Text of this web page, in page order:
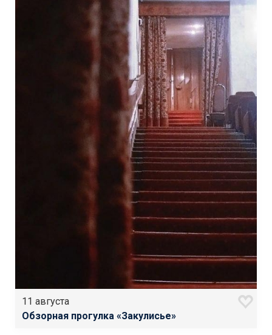
11 августа
Обзорная прогулка «Закулисье»